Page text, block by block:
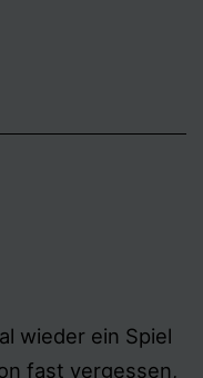
wieder ein Spiel
fast vergessen,